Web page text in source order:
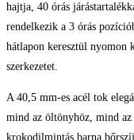
hajtja, 40 órás
rendelkezik a 3 órás
hátlapon keresztül nyomon
szerkezetet.
A 40,5 mm-es acél tok
mind az öltönyhöz, mind
krokodilmintás barna